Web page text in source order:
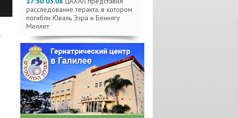
расследование теракта, в котором
погибли Юваль Эзра и Бениягу
Меллет